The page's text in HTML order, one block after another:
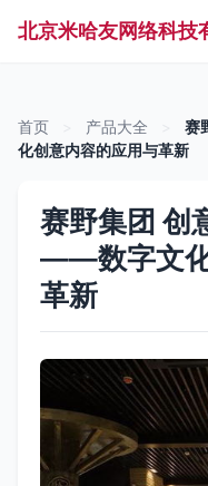
首页 产品大全
赛
化创意内容的应用与革新
赛野集团 创
——数字文化
革新